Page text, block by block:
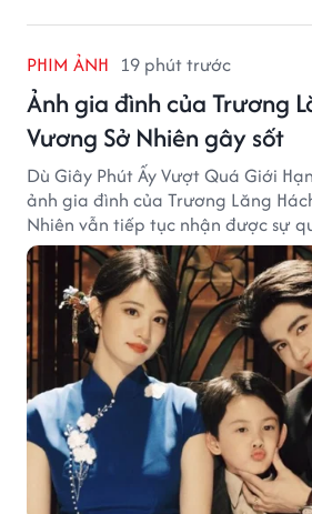
PHIM ẢNH 19 phút trước
Ảnh gia đình của Trương
Vương Sở Nhiên gây sốt
Dù Giây Phút Ấy Vượt Quá Giới
ảnh gia đình của Trương Lăng
Nhiên vẫn tiếp tục nhận được sự
giả.